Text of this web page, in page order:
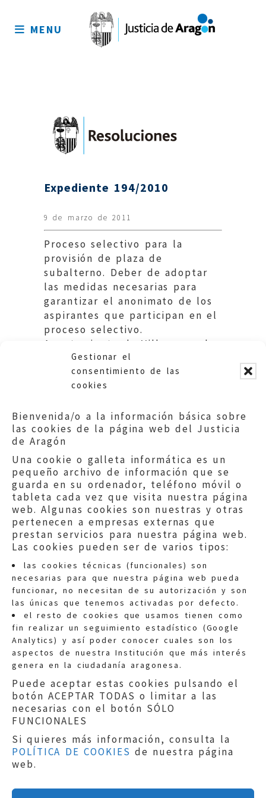
Gestionar el
consentimiento de las
cookies
Bienvenida/o a la información básica sobre
las cookies de la página web del Justicia
de Aragón
Una cookie o galleta informática es un
pequeño archivo de información que se
guarda en su ordenador, teléfono móvil o
tableta cada vez que visita nuestra página
web. Algunas cookies son nuestras y otras
pertenecen a empresas externas que
prestan servicios para nuestra página web.
Las cookies pueden ser de varios tipos:
las cookies técnicas (funcionales) son
necesarias para que nuestra página web pueda
funcionar, no necesitan de su autorización y son
las únicas que tenemos activadas por defecto.
el resto de cookies que usamos tienen como
fin realizar un seguimiento estadístico (Google
Analytics) y así poder conocer cuales son los
aspectos de nuestra Institución que más interés
genera en la ciudadanía aragonesa.
Puede aceptar estas cookies pulsando el
botón ACEPTAR TODAS o limitar a las
necesarias con el botón SÓLO
FUNCIONALES
Si quieres más información, consulta la
POLÍTICA DE COOKIES de nuestra página
web.
sitio
MENU
Expediente 194/2010
9 de marzo de 2011
Proceso selectivo para la
provisión de plaza de
subalterno. Deber de adoptar
las medidas necesarias para
garantizar el anonimato de los
aspirantes que participan en el
proceso selectivo.
Ayuntamiento de Villanueva de
Gállego.
Quejas:quejas@eljusticiadearagon.es
Información general:
informacion@eljusticiadearagon.es
Teléfonos:900 210 210/
Aviso legal|Política de privacidad|
Protección de Datos